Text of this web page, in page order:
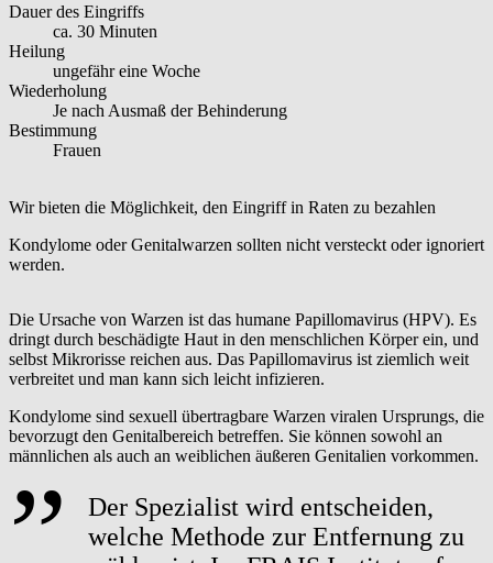
Dauer des Eingriffs
ca. 30 Minuten
Heilung
ungefähr eine Woche
Wiederholung
Je nach Ausmaß der Behinderung
Bestimmung
Frauen
Wir bieten die Möglichkeit, den Eingriff in Raten zu bezahlen
Kondylome oder Genitalwarzen sollten nicht versteckt oder ignoriert
werden.
Die Ursache von Warzen ist das humane Papillomavirus (HPV). Es
dringt durch beschädigte Haut in den menschlichen Körper ein, und
selbst Mikrorisse reichen aus. Das Papillomavirus ist ziemlich weit
verbreitet und man kann sich leicht infizieren.
Kondylome sind sexuell übertragbare Warzen viralen Ursprungs, die
bevorzugt den Genitalbereich betreffen. Sie können sowohl an
männlichen als auch an weiblichen äußeren Genitalien vorkommen.
Der Spezialist wird entscheiden,
welche Methode zur Entfernung zu